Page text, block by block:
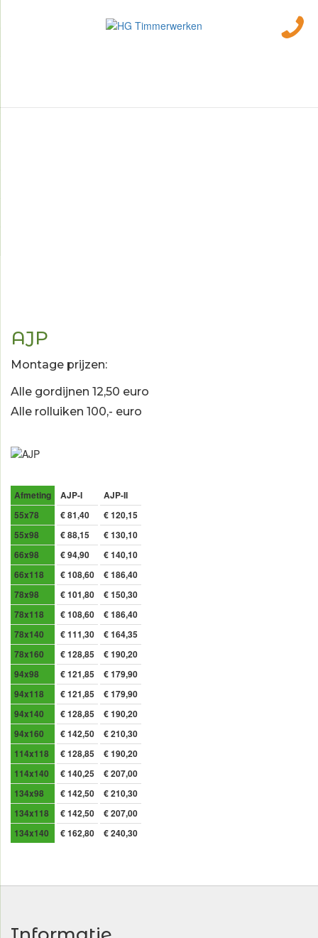
AJP
Montage prijzen:
Alle gordijnen 12,50 euro
Alle rolluiken 100,- euro
Afmeting
55x78
55x98
66x98
66x118
78x98
78x118
78x140
78x160
94x98
94x118
94x140
94x160
114x118
114x140
134x98
134x118
134x140
AJP-I
€ 81,40
€ 88,15
€ 94,90
€ 108,60
€ 101,80
€ 108,60
€ 111,30
€ 128,85
€ 121,85
€ 121,85
€ 128,85
€ 142,50
€ 128,85
€ 140,25
€ 142,50
€ 142,50
€ 162,80
AJP-II
€ 120,15
€ 130,10
€ 140,10
€ 186,40
€ 150,30
€ 186,40
€ 164,35
€ 190,20
€ 179,90
€ 179,90
€ 190,20
€ 210,30
€ 190,20
€ 207,00
€ 210,30
€ 207,00
€ 240,30